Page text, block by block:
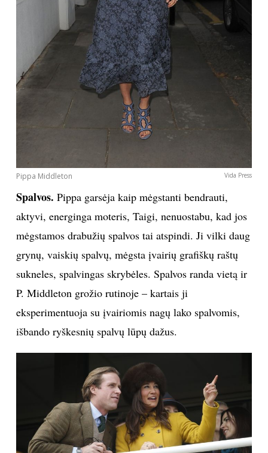
Pippa Middleton Vida Press
Spalvos. Pippa garsėja kaip mėgstanti bendrauti,
aktyvi, energinga moteris, Taigi, nenuostabu, kad jos
mėgstamos drabužių spalvos tai atspindi. Ji vilki daug
grynų, vaiskių spalvų, mėgsta įvairių grafiškų raštų
sukneles, spalvingas skrybėles. Spalvos randa vietą ir
P. Middleton grožio rutinoje – kartais ji
eksperimentuoja su įvairiomis nagų lako spalvomis,
išbando ryškesnių spalvų lūpų dažus.